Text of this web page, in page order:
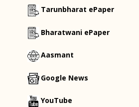
Tarunbharat ePaper
Bharatwani ePaper
Aasmant
Google News
YouTube